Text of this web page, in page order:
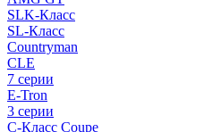
SLK-Класс
SL-Класс
Countryman
CLE
7 серии
E-Tron
3 серии
C-Класс Coupe